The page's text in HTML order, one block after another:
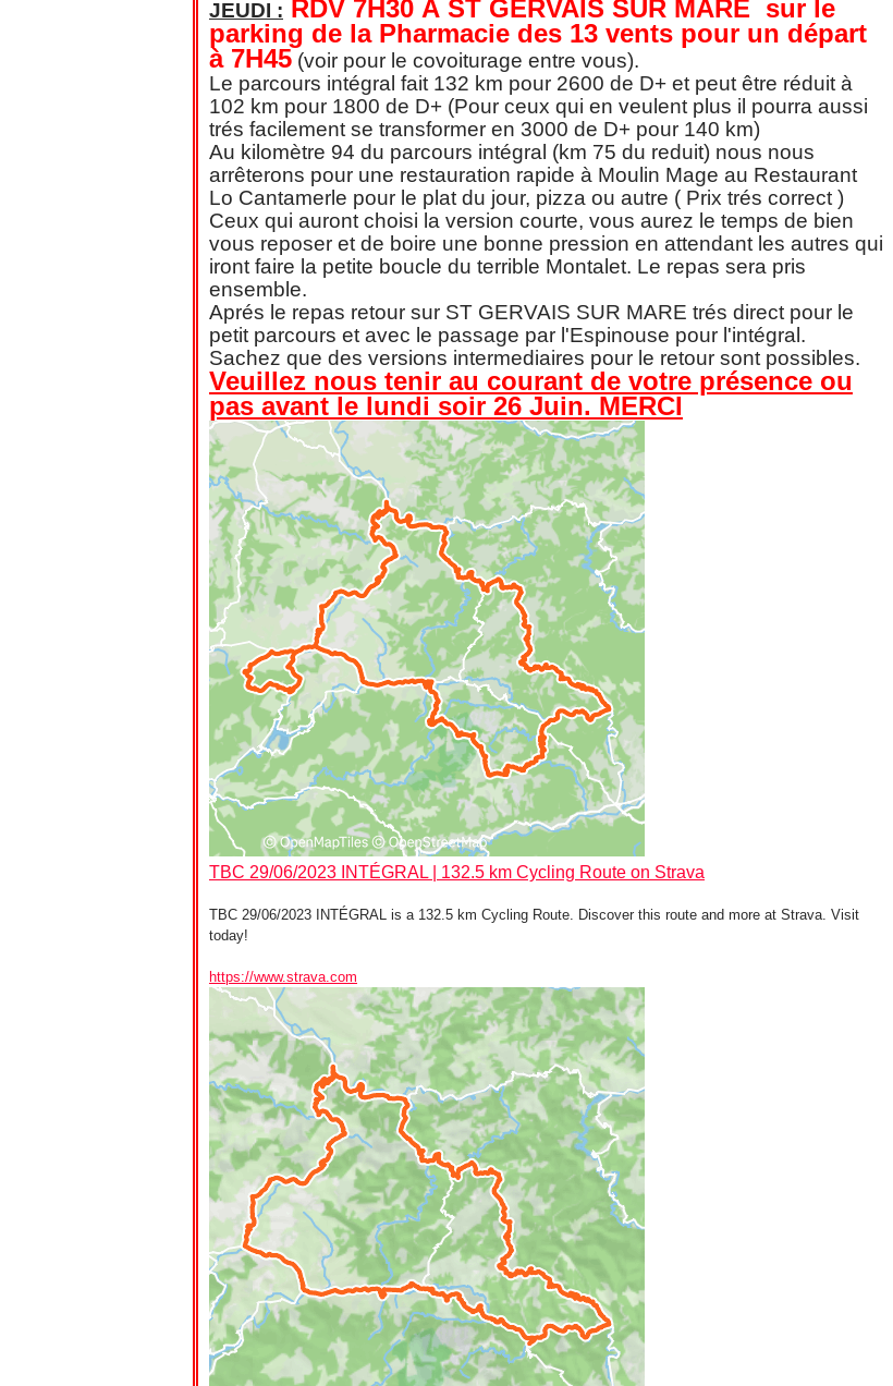
JEUDI : RDV 7H30 À ST GERVAIS SUR MARE sur le
parking de la Pharmacie des 13 vents pour un départ
à 7H45 (voir pour le covoiturage entre vous).
Le parcours intégral fait 132 km pour 2600 de D+ et peut être réduit à
102 km pour 1800 de D+ (Pour ceux qui en veulent plus il pourra aussi
trés facilement se transformer en 3000 de D+ pour 140 km)
Au kilomètre 94 du parcours intégral (km 75 du reduit) nous nous
arrêterons pour une restauration rapide à Moulin Mage au Restaurant
Lo Cantamerle pour le plat du jour, pizza ou autre ( Prix trés correct )
Ceux qui auront choisi la version courte, vous aurez le temps de bien
vous reposer et de boire une bonne pression en attendant les autres qui
iront faire la petite boucle du terrible Montalet. Le repas sera pris
ensemble.
Aprés le repas retour sur ST GERVAIS SUR MARE trés direct pour le
petit parcours et avec le passage par l'Espinouse pour l'intégral.
Sachez que des versions intermediaires pour le retour sont possibles.
Veuillez nous tenir au courant de votre présence ou
pas avant le lundi soir 26 Juin. MERCI
TBC 29/06/2023 INTÉGRAL | 132.5 km Cycling Route on Strava
TBC 29/06/2023 INTÉGRAL is a 132.5 km Cycling Route. Discover this route and more at Strava. Visit
today!
https://www.strava.com